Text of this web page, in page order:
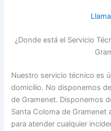
¿Donde está el Servicio
Nuestro servicio técnico es
domicilio. No disponemos
de Gramenet. Disponemos
Santa Coloma de Gramenet
para atender cualquier